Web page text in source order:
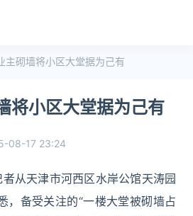
主砌墙将小区大堂据为己有
将小区大堂据为己有
08-17 23:24
从天津市河西区水岸公馆天涛园
，备受关注的“一楼大堂被砌墙占